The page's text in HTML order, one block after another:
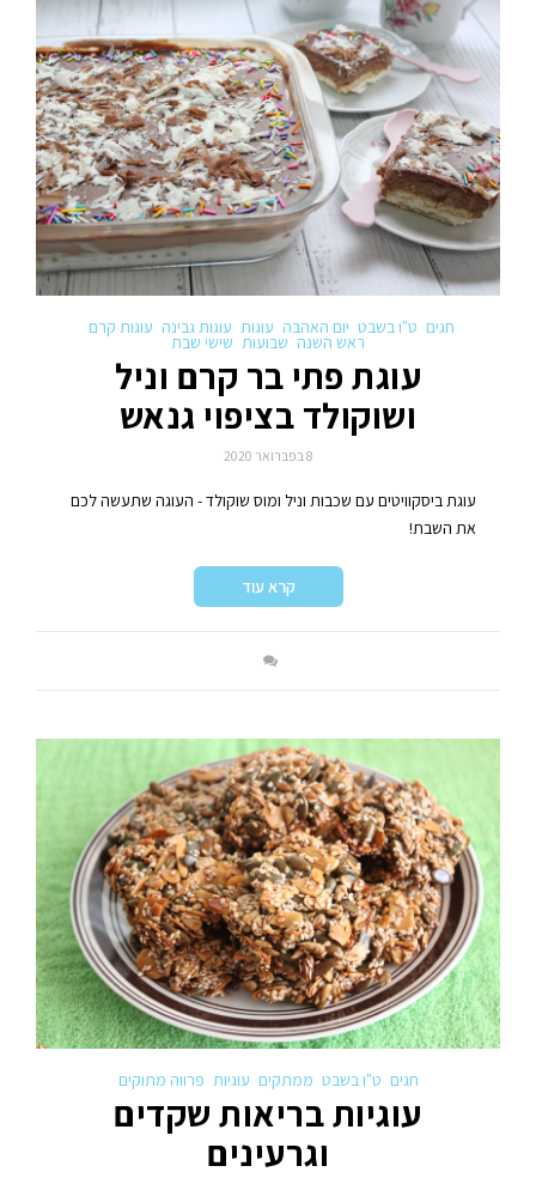
חגים ט"ו בשבט יום האהבה עוגות עוגות גבינה עוגות קרם
ראש השנה שבועות שישי שבת
עוגת פתי בר קרם וניל
ושוקולד בציפוי גנאש
8 בפברואר 2020
עוגת ביסקוויטים עם שכבות וניל ומוס שוקולד - העוגה שתעשה לכם
את השבת!
קרא עוד
חגים ט"ו בשבט ממתקים עוגיות פרווה מתוקים
עוגיות בריאות שקדים
וגרעינים